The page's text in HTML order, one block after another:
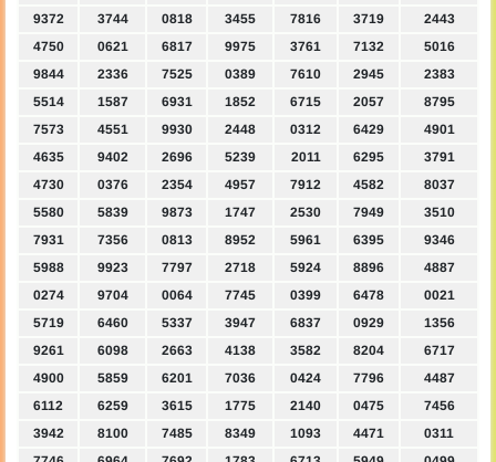
9372
3744 0818 3455 7816 3719
2443
4750
0621 6817 9975 3761 7132
5016
9844
2336 7525 0389 7610 2945
2383
5514
1587 6931 1852 6715 2057
8795
7573
4551 9930 2448 0312 6429
4901
4635
9402 2696 5239 2011 6295
3791
4730
0376 2354 4957 7912 4582
8037
5580
5839 9873 1747 2530 7949
3510
7931
7356 0813 8952 5961 6395
9346
5988
9923 7797 2718 5924 8896
4887
0274
9704 0064 7745 0399 6478
0021
5719
6460 5337 3947 6837 0929
1356
9261
6098 2663 4138 3582 8204
6717
4900
5859 6201 7036 0424 7796
4487
6112
6259 3615 1775 2140 0475
7456
3942
8100 7485 8349 1093 4471
0311